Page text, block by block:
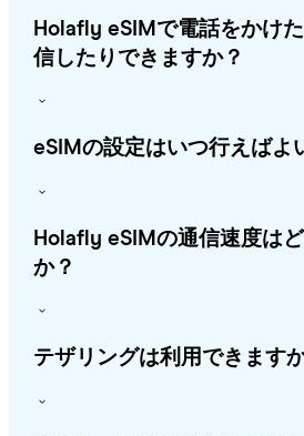
Holafly eSIMで電話をかけ
信したりできますか？
eSIMの設定はいつ行えばよ
Holafly eSIMの通信速度は
か？
テザリングは利用できます